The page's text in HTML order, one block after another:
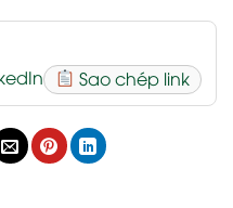
Sao chép link